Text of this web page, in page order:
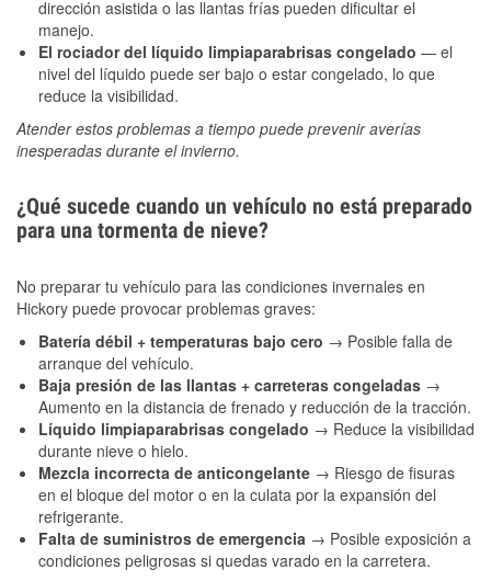
dirección asistida o las llantas frías pueden dificultar el
manejo.
El rociador del líquido limpiaparabrisas congelado — el
nivel del líquido puede ser bajo o estar congelado, lo que
reduce la visibilidad.
Atender estos problemas a tiempo puede prevenir averías
inesperadas durante el invierno.
¿Qué sucede cuando un vehículo no está preparado
para una tormenta de nieve?
No preparar tu vehículo para las condiciones invernales en
Hickory puede provocar problemas graves:
Batería débil + temperaturas bajo cero → Posible falla de
arranque del vehículo.
Baja presión de las llantas + carreteras congeladas →
Aumento en la distancia de frenado y reducción de la tracción.
Líquido limpiaparabrisas congelado → Reduce la visibilidad
durante nieve o hielo.
Mezcla incorrecta de anticongelante → Riesgo de fisuras
en el bloque del motor o en la culata por la expansión del
refrigerante.
Falta de suministros de emergencia → Posible exposición a
condiciones peligrosas si quedas varado en la carretera.